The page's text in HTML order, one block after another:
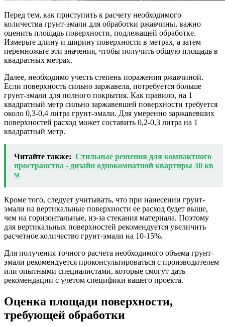
Перед тем, как приступить к расчету необходимого
количества грунт-эмали для обработки ржавчины, важно
оценить площадь поверхности, подлежащей обработке.
Измерьте длину и ширину поверхности в метрах, а затем
перемножьте эти значения, чтобы получить общую площадь в
квадратных метрах.
Далее, необходимо учесть степень поражения ржавчиной.
Если поверхность сильно заржавела, потребуется больше
грунт-эмали для полного покрытия. Как правило, на 1
квадратный метр сильно заржавевшей поверхности требуется
около 0,3-0,4 литра грунт-эмали. Для умеренно заржавевших
поверхностей расход может составить 0,2-0,3 литра на 1
квадратный метр.
Читайте также: Стильные решения для компактного
пространства - дизайн однокомнатной квартиры 30 кв
м
Кроме того, следует учитывать, что при нанесении грунт-
эмали на вертикальные поверхности ее расход будет выше,
чем на горизонтальные, из-за стекания материала. Поэтому
для вертикальных поверхностей рекомендуется увеличить
расчетное количество грунт-эмали на 10-15%.
Для получения точного расчета необходимого объема грунт-
эмали рекомендуется проконсультироваться с производителем
или опытными специалистами, которые смогут дать
рекомендации с учетом специфики вашего проекта.
Оценка площади поверхности,
требующей обработки